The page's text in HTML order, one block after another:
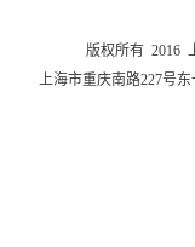
版权所有 2016
上海市重庆南路227号